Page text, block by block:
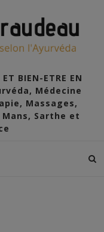
BIEN-ETRE EN
Médecine
Massages,
Sarthe et